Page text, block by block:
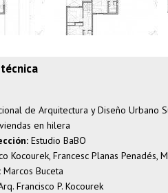
de Arquitectura y Diseño Urbano
en hilera
Estudio BaBO
Kocourek, Francesc Planas Penadés,
Marcos Buceta
Francisco P. Kocourek